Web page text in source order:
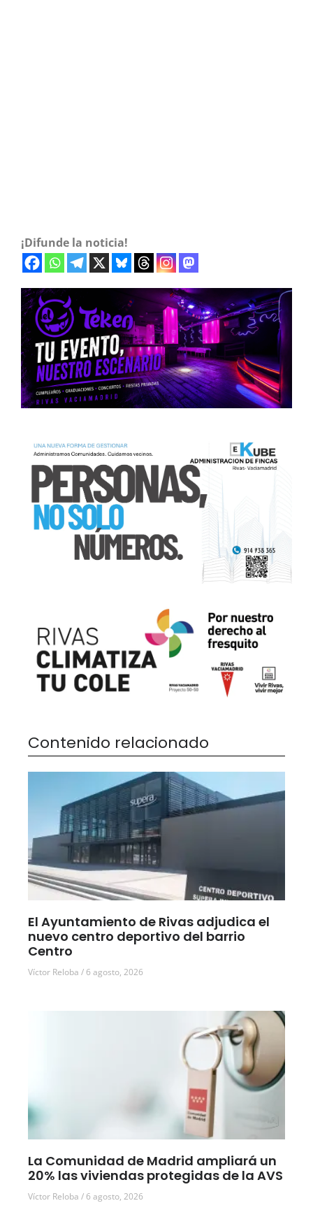
¡Difunde la noticia!
Contenido relacionado
El Ayuntamiento de Rivas adjudica el
nuevo centro deportivo del barrio
Centro
Víctor Reloba 6 agosto, 2026
La Comunidad de Madrid ampliará un
20% las viviendas protegidas de la AVS
Víctor Reloba 6 agosto, 2026